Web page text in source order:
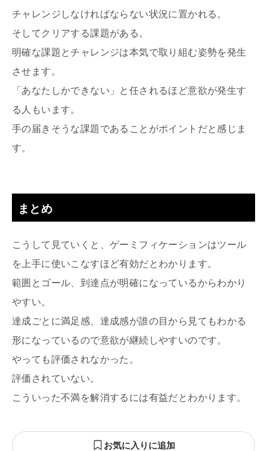
チャレンジしなければならない状況に置かれる。
そしてクリアする課題がある。
明確な課題とチャレンジは本気で取り組む姿勢を発生
させます。
「あなたしかできない」と任されるほど意欲が発生す
る人もいます。
手の届きそうな課題であることがポイントだと感じま
す。
まとめ
こうして見ていくと、ゲーミフィケーションはツール
を上手に使いこなすほど有効だとわかります。
範囲とゴール、到達点が明確になっているからわかり
やすい。
達成ごとに満足感、達成感が誰の目から見てもわかる
形になっているので意欲が継続しやすいのです。
やっても評価されなかった。
評価されていない。
こういった不満を解消するには有益だとわかります。
お気に入りに追加